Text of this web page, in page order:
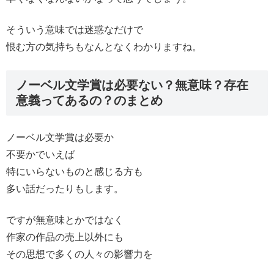
そういう意味では迷惑なだけで
恨む方の気持ちもなんとなくわかりますね。
ノーベル文学賞は必要ない？無意味？存在
意義ってあるの？のまとめ
ノーベル文学賞は必要か
不要かでいえば
特にいらないものと感じる方も
多い話だったりもします。
ですが無意味とかではなく
作家の作品の売上以外にも
その思想で多くの人々の影響力を